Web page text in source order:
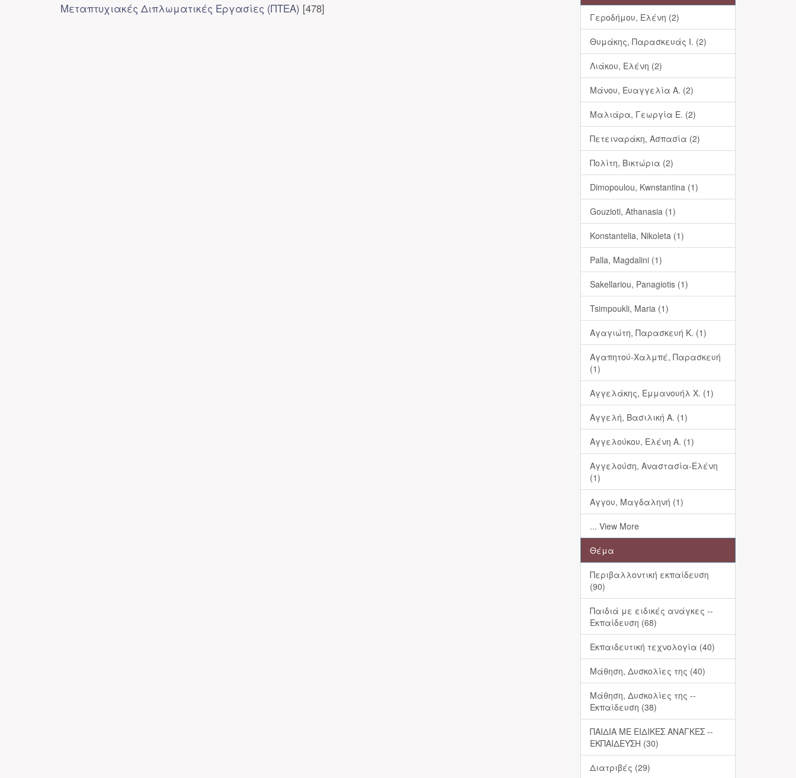
Μεταπτυχιακές Διπλωματικές Εργασίες (ΠΤΕΑ) [478]
Γεροδήμου, Ελένη (2)
Θυμάκης, Παρασκευάς Ι. (2)
Λιάκου, Ελένη (2)
Μάνου, Ευαγγελία Α. (2)
Μαλιάρα, Γεωργία Ε. (2)
Πετειναράκη, Ασπασία (2)
Πολίτη, Βικτώρια (2)
Dimopoulou, Kwnstantina (1)
Gouzioti, Athanasia (1)
Konstantelia, Nikoleta (1)
Palla, Magdalini (1)
Sakellariou, Panagiotis (1)
Tsimpoukli, Maria (1)
Αγαγιώτη, Παρασκευή Κ. (1)
Αγαπητού-Χαλμπέ, Παρασκευή
(1)
Αγγελάκης, Εμμανουήλ Χ. (1)
Αγγελή, Βασιλική Α. (1)
Αγγελούκου, Ελένη Α. (1)
Αγγελούση, Αναστασία-Ελένη
(1)
Αγγου, Μαγδαληνή (1)
... View More
Θέμα
Περιβαλλοντική εκπαίδευση
(90)
Παιδιά με ειδικές ανάγκες --
Εκπαίδευση (68)
Εκπαιδευτική τεχνολογία (40)
Μάθηση, Δυσκολίες της (40)
Μάθηση, Δυσκολίες της --
Εκπαίδευση (38)
ΠΑΙΔΙΑ ΜΕ ΕΙΔΙΚΕΣ ΑΝΑΓΚΕΣ --
ΕΚΠΑΙΔΕΥΣΗ (30)
Διατριβές (29)